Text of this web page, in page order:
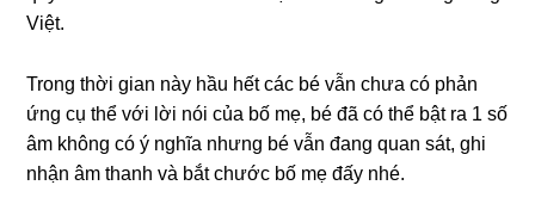
Việt.
Trong thời gian này hầu hết các bé vẫn chưa có phản
ứng cụ thể với lời nói của bố mẹ, bé đã có thể bật ra 1 số
âm không có ý nghĩa nhưng bé vẫn đang quan sát, ghi
nhận âm thanh và bắt chước bố mẹ đấy nhé.